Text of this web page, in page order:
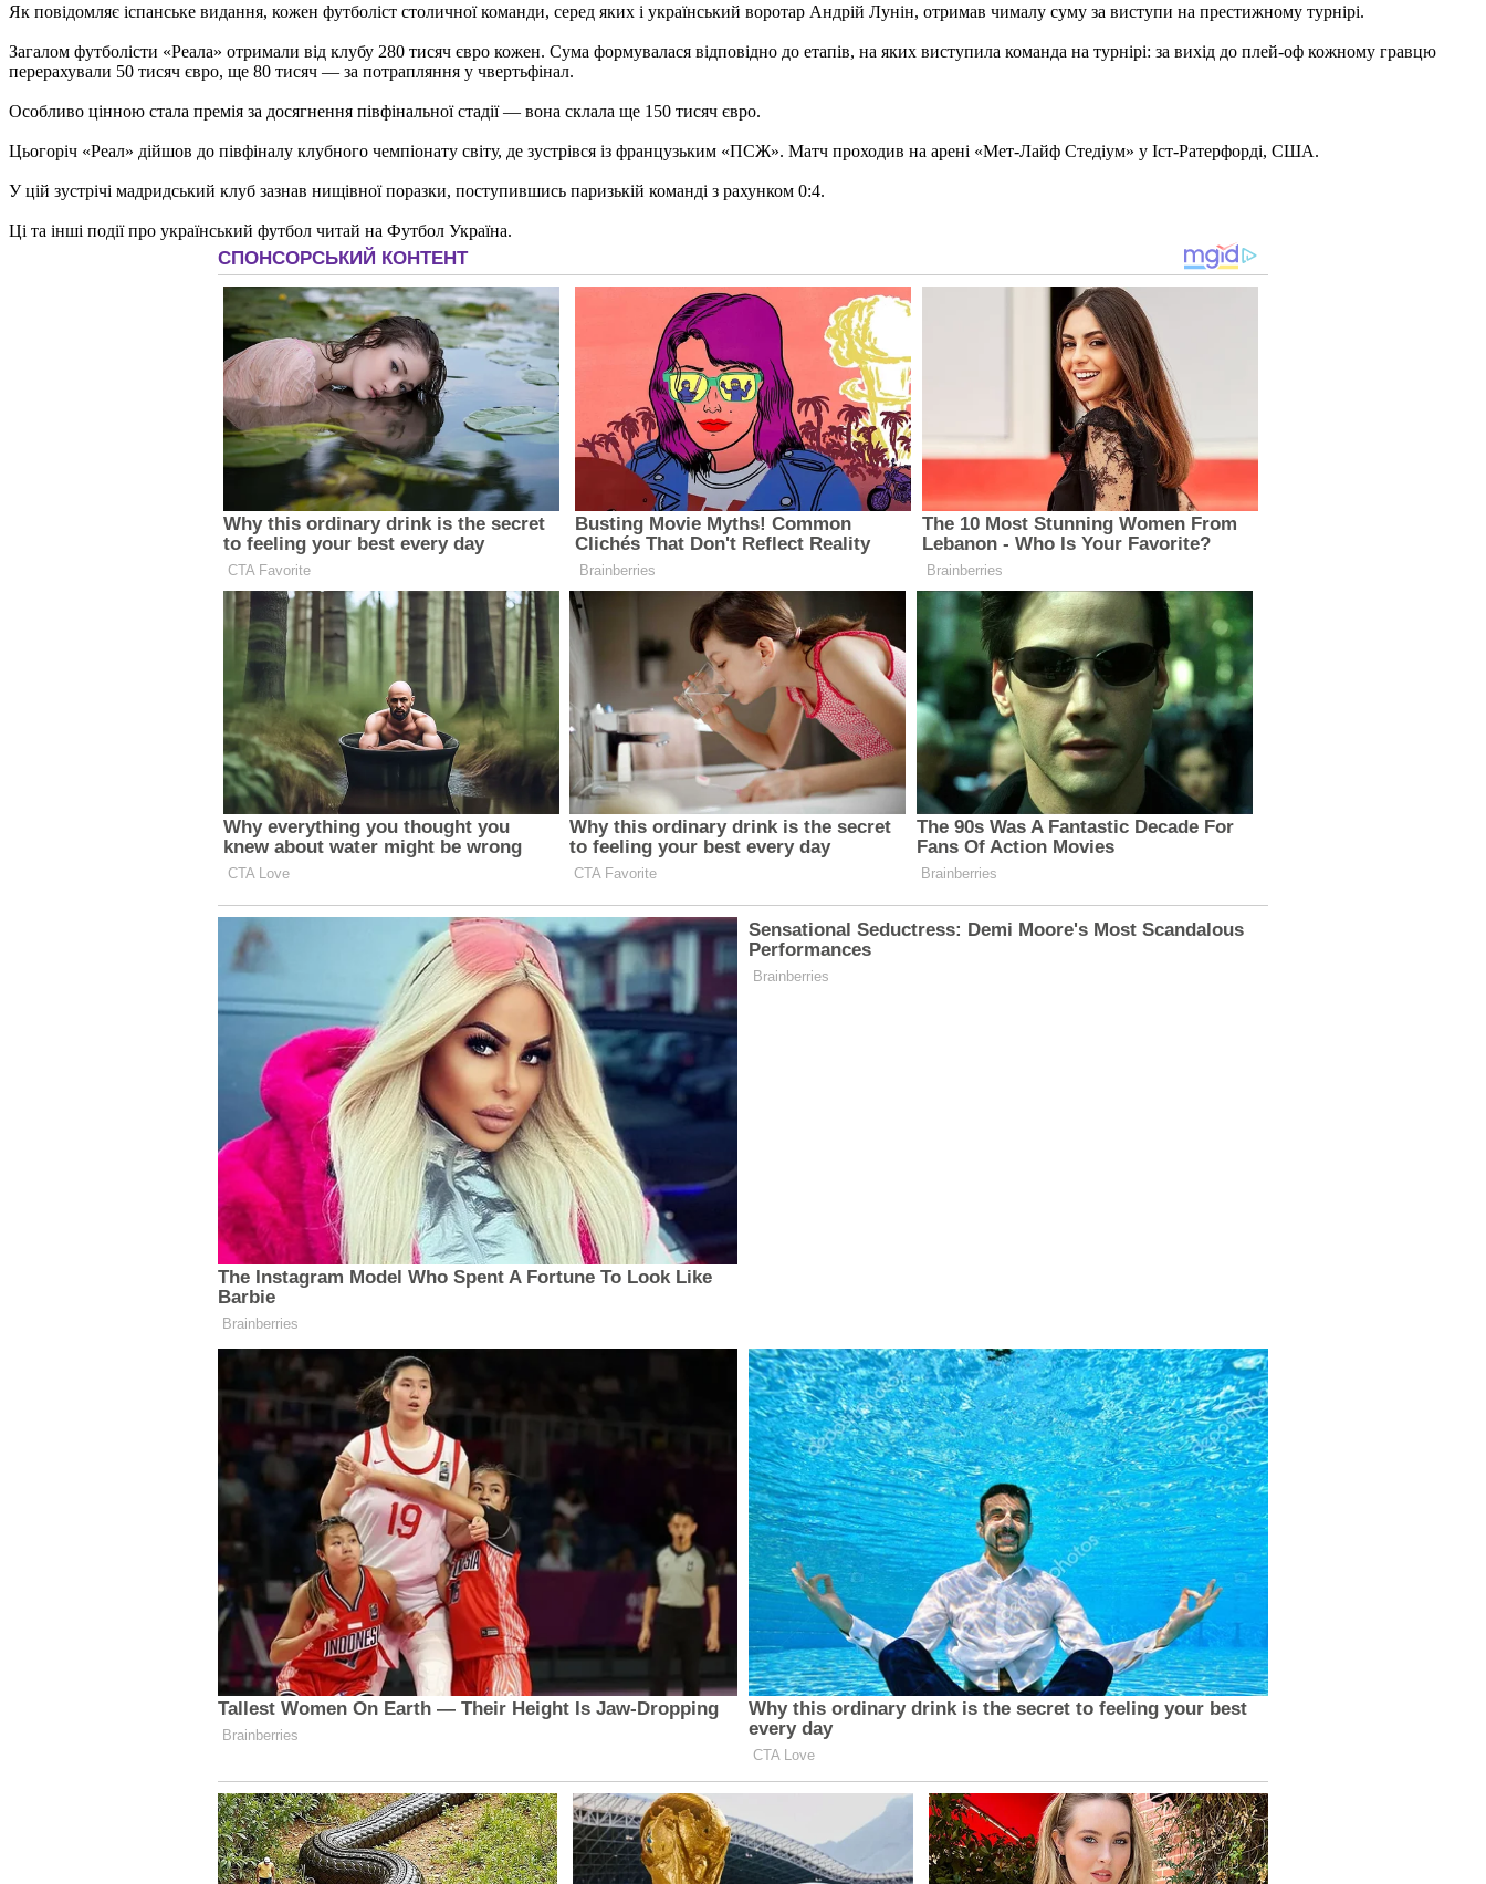
Як повідомляє іспанське видання, кожен футболіст столичної команди, серед яких і український воротар Андрій Лунін, отримав чималу суму за виступи на престижному турнірі.
Загалом футболісти «Реала» отримали від клубу 280 тисяч євро кожен. Сума формувалася відповідно до етапів, на яких виступила команда на турнірі: за вихід до плей-оф кожному гравцю
перерахували 50 тисяч євро, ще 80 тисяч — за потрапляння у чвертьфінал.
Особливо цінною стала премія за досягнення півфінальної стадії — вона склала ще 150 тисяч євро.
Цьогоріч «Реал» дійшов до півфіналу клубного чемпіонату світу, де зустрівся із французьким «ПСЖ». Матч проходив на арені «Мет-Лайф Стедіум» у Іст-Ратерфорді, США.
У цій зустрічі мадридський клуб зазнав нищівної поразки, поступившись паризькій команді з рахунком 0:4.
Ці та інші події про український футбол читай на Футбол Україна.